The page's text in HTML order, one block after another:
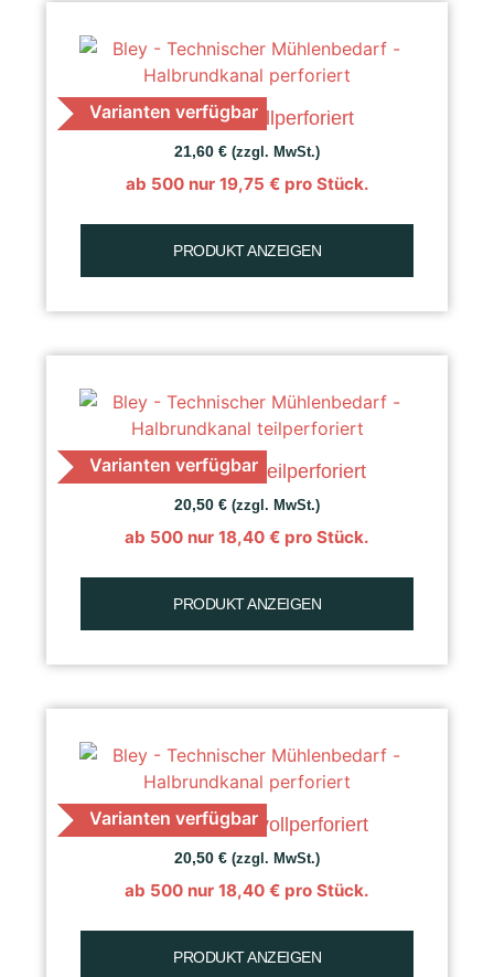
Varianten verfügbar
K 40 Raps, vollperforiert
21,60 € (zzgl. MwSt.)
ab 500 nur 19,75 €pro Stück.
PRODUKT ANZEIGEN
Varianten verfügbar
K 40 Getreide, teilperforiert
20,50 € (zzgl. MwSt.)
ab 500 nur 18,40 € pro Stück.
PRODUKT ANZEIGEN
Varianten verfügbar
K 40 Getreide, vollperforiert
20,50 € (zzgl. MwSt.)
ab 500 nur 18,40 € pro Stück.
PRODUKT ANZEIGEN